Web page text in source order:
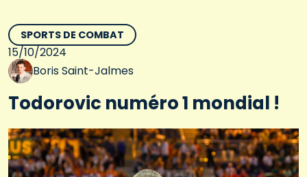
SPORTS DE COMBAT
15/10/2024
Boris Saint-Jalmes
Todorovic numéro 1 mondial !